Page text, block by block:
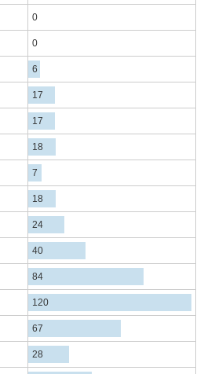
0
0
6
17
17
18
7
18
24
40
84
120
67
28